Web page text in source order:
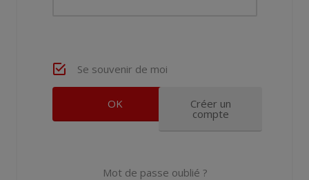
Se souvenir de moi
Créer un
compte
Mot de passe oublié ?